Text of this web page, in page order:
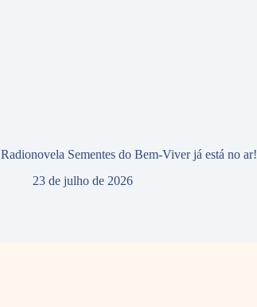
Radionovela Sementes do Bem-Viver já está no ar!
23 de julho de 2026